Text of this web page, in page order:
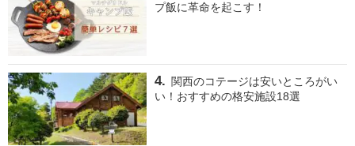
プ飯に革命を起こす！
関西のコテージは安いところがい
い！おすすめの格安施設18選